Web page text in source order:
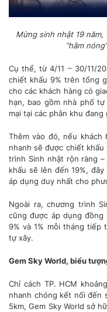
Mừng sinh nhật 19 năm,
“hâm
Cụ thể, từ 4/11 – 30/11/
chiết khấu 9% trên tổng
cho các khách hàng có
hạn, bao gồm nhà phố
mại tại các phân khu
Thêm vào đó, nếu
nhanh sẽ được chiết
trình Sinh nhật rộn ràng –
khấu sẽ lên đến 19%,
áp dụng duy nhất cho
Ngoài ra, chương trình
cũng được áp dụng
9% và 1% mỗi tháng tiếp
tự xây.
Gem Sky World, biểu
Chỉ cách TP. HCM
nhanh chóng kết nối đến
5km, Gem Sky World sở